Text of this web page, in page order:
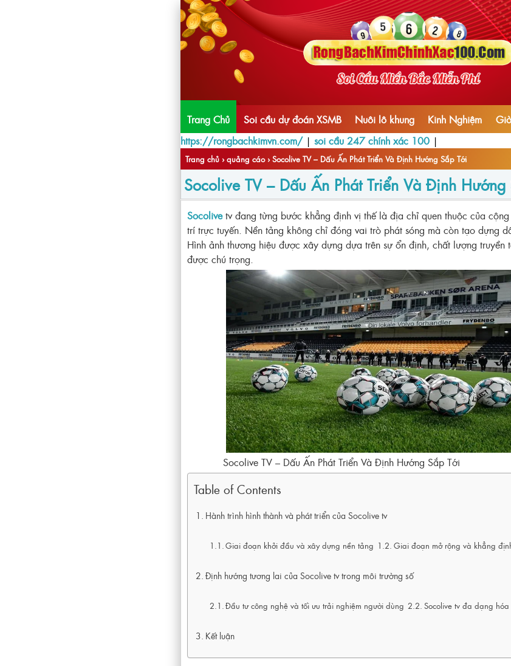
Trang Chủ Soi cầu dự đoán XSMB Nuôi lô khung Kinh Nghiệm
https://rongbachkimvn.com/| soi cầu 247 chính xác 100 |
Trang chủ ›quảng cáo›Socolive TV – Dấu Ấn Phát Triển Và Định Hướng Sắp Tới
Socolive TV – Dấu Ấn Phát Triển Và Định Hướng
Socolivetv đang từng bước khẳng định vị thế là địa chỉ quen thuộc của
trí trực tuyến. Nền tảng không chỉ đóng vai trò phát sóng mà còn tạo dựng
Hình ảnh thương hiệu được xây dựng dựa trên sự ổn định, chất lượng truyền
được chú trọng.
Socolive TV – Dấu Ấn Phát Triển Và Định Hướng Sắp Tới
Table of Contents
Hành trình hình thành và phát triển của Socolive tv
Giai đoạn khởi đầu và xây dựng nền tảng Giai đoạn mở rộng và khẳng
Định hướng tương lai của Socolive tv trong môi trường số
Đầu tư công nghệ và tối ưu trải nghiệm người dùng Socolive tv đa dạng
Kết luận